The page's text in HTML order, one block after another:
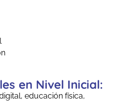
en Nivel Inicial:
educación física,